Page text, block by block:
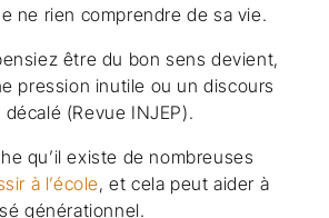
ne rien comprendre de sa vie.
être du bon sens devient,
pression inutile ou un discours
(Revue INJEP).
qu’il existe de nombreuses
à l’école, et cela peut aider à
générationnel.